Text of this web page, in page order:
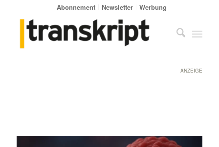
Abonnement Newsletter Werbung
ANZEIGE